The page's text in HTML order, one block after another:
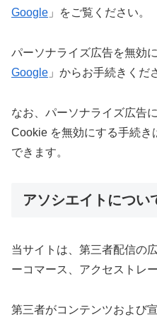
Google 」をご覧ください。
パーソナライズ広告を無効
Google 」からお手続きくだ
なお、パーソナライズ広告
Cookie を無効にする手続き
できます。
アソシエイトについ
当サイトは、第三者配信の
ーコマース、アクセストレ
第三者がコンテンツおよび